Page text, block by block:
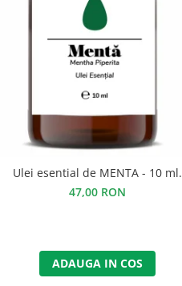
Ulei esential de MENTA - 10 ml.
47,00 RON
ADAUGA IN COS